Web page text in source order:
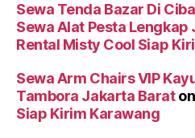
Sewa Tenda Bazar Di
Sewa Alat Pesta Lengkap
Rental Misty Cool Siap
Sewa Arm Chairs VIP
Tambora Jakarta Baraton
Siap Kirim Karawang